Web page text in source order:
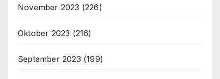
November 2023 (226)
Oktober 2023 (216)
September 2023 (199)